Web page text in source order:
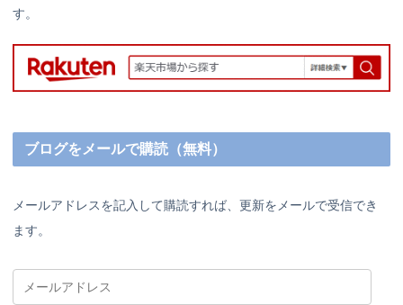
す。
ブログをメールで購読（無料）
メールアドレスを記入して購読すれば、更新をメールで受信でき
ます。